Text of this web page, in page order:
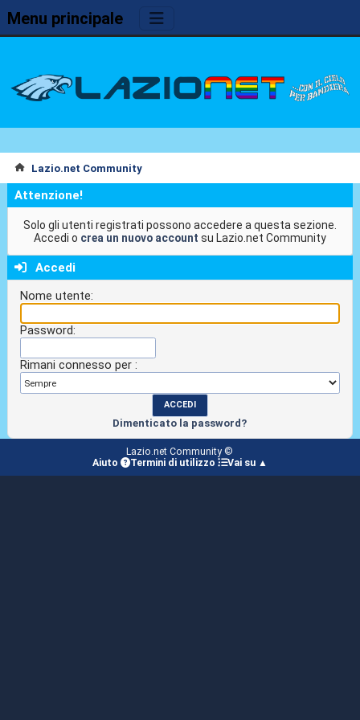
Menu principale
Lazio.net Community
Attenzione!
Solo gli utenti registrati possono accedere a questa sezione.
Accedi o crea un nuovo account su Lazio.net Community
Accedi
Nome utente:
Password:
Rimani connesso per :
Dimenticato la password?
Lazio.net Community ©
Aiuto
Termini di utilizzo Vai su ▲